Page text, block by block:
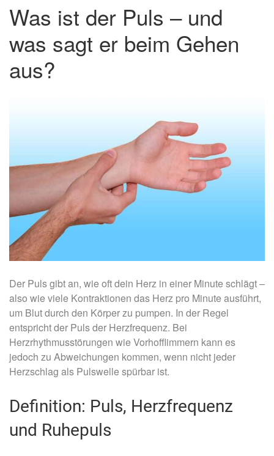
Was ist der Puls – und
was sagt er beim Gehen
aus?
Der Puls gibt an, wie oft dein Herz in einer Minute schlägt –
also wie viele Kontraktionen das Herz pro Minute ausführt,
um Blut durch den Körper zu pumpen. In der Regel
entspricht der Puls der Herzfrequenz. Bei
Herzrhythmusstörungen wie Vorhofflimmern kann es
jedoch zu Abweichungen kommen, wenn nicht jeder
Herzschlag als Pulswelle spürbar ist.
Definition: Puls, Herzfrequenz
und Ruhepuls